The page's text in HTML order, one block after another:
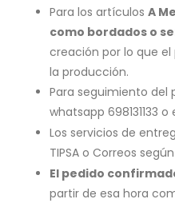
Para los artículos A
como bordados o
creación por lo que
la producción.
Para seguimiento
whatsapp 698131133 o
Los servicios de
TIPSA o Correos
El pedido
partir de esa hora